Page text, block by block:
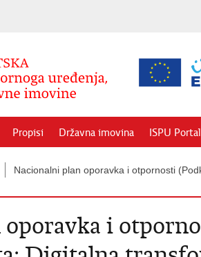
Propisi Državna imovina ISPU Portal
Nacionalni plan oporavka i otpornosti
i